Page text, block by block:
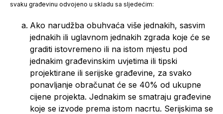
svaku građevinu odvojeno u skladu sa sljedećim:
Ako narudžba obuhvaća više jednakih, sasvim
jednakih ili uglavnom jednakih zgrada koje će se
graditi istovremeno ili na istom mjestu pod
jednakim građevinskim uvjetima ili tipski
projektirane ili serijske građevine, za svako
ponavljanje obračunat će se 40% od ukupne
cijene projekta. Jednakim se smatraju građevine
koje se izvode prema istom nacrtu. Serijskima se